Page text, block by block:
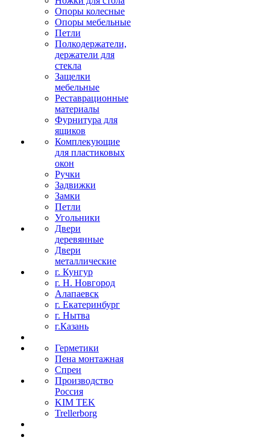
Опоры колесные
Опоры мебельные
Петли
Полкодержатели,
держатели для
стекла
Защелки
мебельные
Реставрационные
материалы
Фурнитура для
ящиков
Комплекующие
для пластиковых
окон
Ручки
Задвижки
Замки
Петли
Угольники
Двери
деревянные
Двери
металлические
г. Кунгур
г. Н. Новгород
Алапаевск
г. Екатеринбург
г. Нытва
г.Казань
Герметики
Пена монтажная
Спреи
Производство
Россия
KIM TEK
Trellerborg